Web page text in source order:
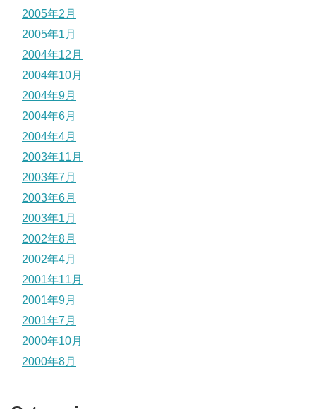
2005年2月
2005年1月
2004年12月
2004年10月
2004年9月
2004年6月
2004年4月
2003年11月
2003年7月
2003年6月
2003年1月
2002年8月
2002年4月
2001年11月
2001年9月
2001年7月
2000年10月
2000年8月